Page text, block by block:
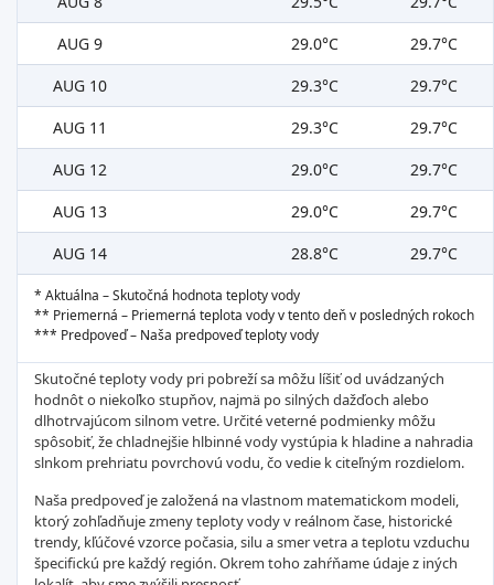
AUG 9
29.0°C
29.7°C
AUG 10
29.3°C
29.7°C
AUG 11
29.3°C
29.7°C
AUG 12
29.0°C
29.7°C
AUG 13
29.0°C
29.7°C
AUG 14
28.8°C 29.7°C
* Aktuálna – Skutočná hodnota teploty vody
** Priemerná – Priemerná teplota vody v tento deň v posledných rokoch
*** Predpoveď – Naša predpoveď teploty vody
Skutočné teploty vody pri pobreží sa môžu líšiť od uvádzaných
hodnôt o niekoľko stupňov, najmä po silných dažďoch alebo
dlhotrvajúcom silnom vetre. Určité veterné podmienky môžu
spôsobiť, že chladnejšie hlbinné vody vystúpia k hladine a nahradia
slnkom prehriatu povrchovú vodu, čo vedie k citeľným rozdielom.
Naša predpoveď je založená na vlastnom matematickom modeli,
ktorý zohľadňuje zmeny teploty vody v reálnom čase, historické
trendy, kľúčové vzorce počasia, silu a smer vetra a teplotu vzduchu
špecifickú pre každý región. Okrem toho zahŕňame údaje z iných